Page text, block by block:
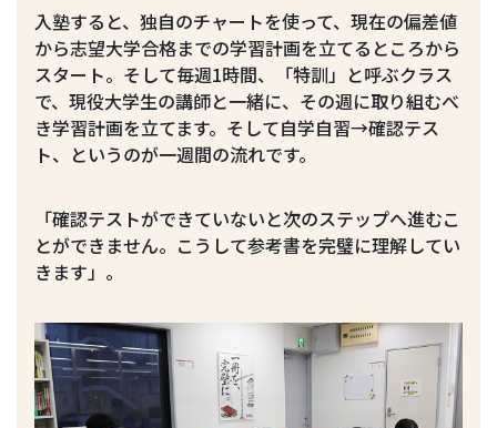
入塾すると、独自のチャートを使って、現在の偏差値
から志望大学合格までの学習計画を立てるところから
スタート。そして毎週1時間、「特訓」と呼ぶクラス
で、現役大学生の講師と一緒に、その週に取り組むべ
き学習計画を立てます。そして自学自習→確認テス
ト、というのが一週間の流れです。
「確認テストができていないと次のステップへ進むこ
とができません。こうして参考書を完璧に理解してい
きます」。